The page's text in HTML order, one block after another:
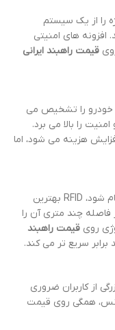
را از یک سیستم
های امنیتی
قیمت راهبند ایرانی
را تشخیص می
را بالا می برد.
هزینه می شود، اما
برای محیط هایی که ورود باید بدون توقف انجام شود، RFID بهترین
چند متری آن را
روی قیمت راهبند
برابر سریع تر می کند.
از کاربران ضروری
همگی روی قیمت